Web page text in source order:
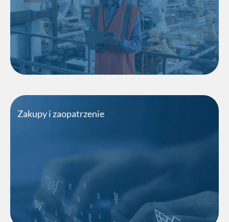
Odkryj nowe możliwości
Zakupy i zaopatrzenie
Budujemy efektywne procesy zakupowe, które